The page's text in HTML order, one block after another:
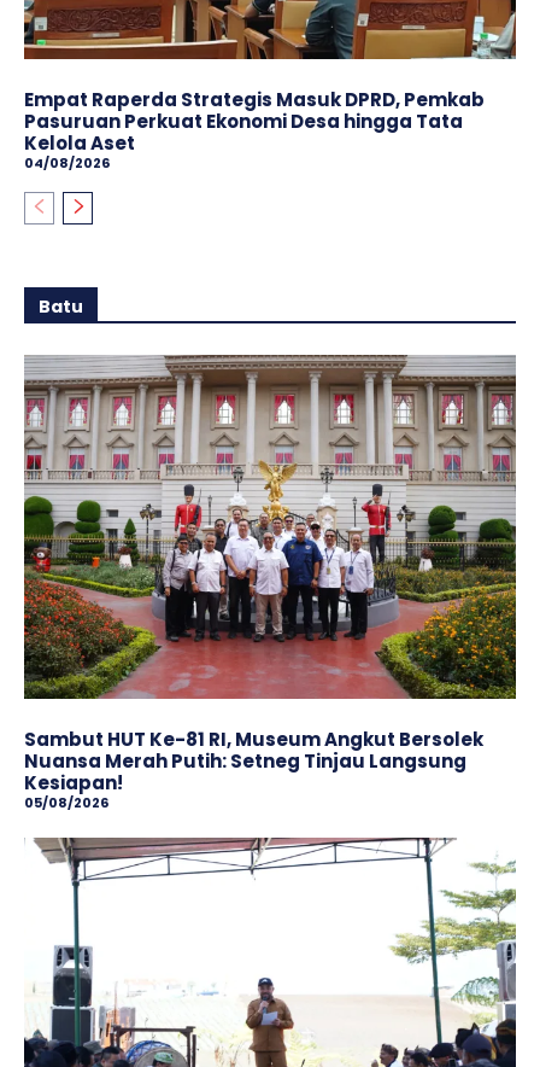
Empat Raperda Strategis Masuk DPRD, Pemkab
Pasuruan Perkuat Ekonomi Desa hingga Tata
Kelola Aset
04/08/2026
Batu
Sambut HUT Ke-81 RI, Museum Angkut Bersolek
Nuansa Merah Putih: Setneg Tinjau Langsung
Kesiapan!
05/08/2026